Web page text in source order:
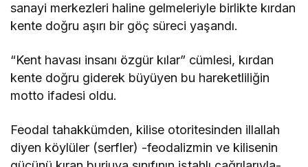
sanayi merkezleri haline gelmeleriyle birlikte kırdan
kente doğru aşırı bir göç süreci yaşandı.
“Kent havası insanı özgür kılar” cümlesi, kırdan
kente doğru giderek büyüyen bu hareketliliğin
motto ifadesi oldu.
Feodal tahakkümden, kilise otoritesinden illallah
diyen köylüler (serfler) -feodalizmin ve kilisenin